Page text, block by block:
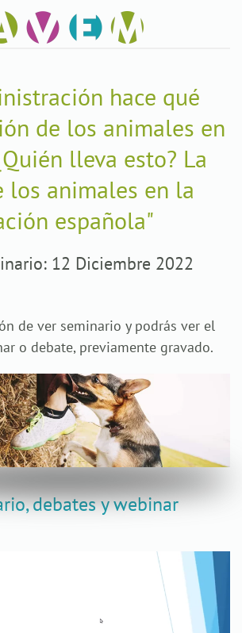
content
hace qué
de los animales en
lleva esto? La
los animales en la
española"
12 Diciembre 2022
de ver seminario y podrás ver el
o debate, previamente gravado.
debates y webinar